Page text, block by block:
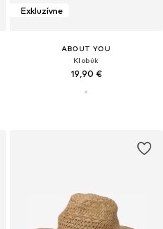
Exkluzívne
ABOUT YOU
Klobúk
19,90 €